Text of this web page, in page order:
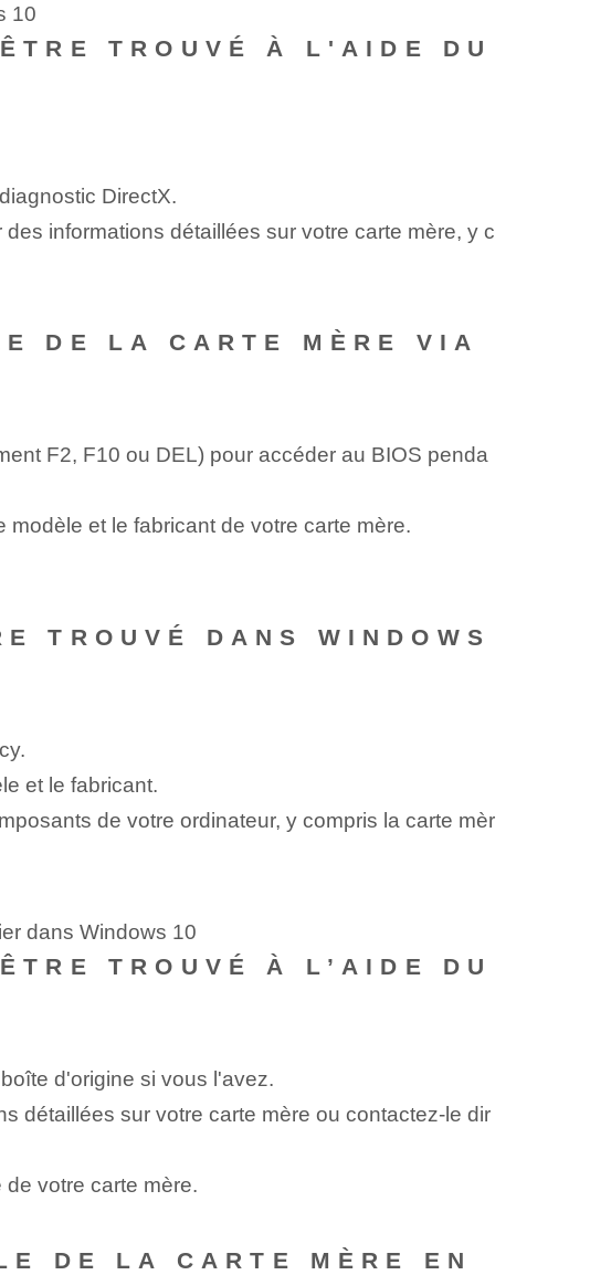
10
TROUVÉ À L'AIDE DU
DirectX.
informations détaillées sur votre carte mère, y c
DE LA CARTE MÈRE VIA
F2, F10 ou DEL) pour accéder au BIOS penda
et le fabricant de votre carte mère.
TROUVÉ DANS WINDOWS
et le fabricant.
de votre ordinateur, y compris la carte mèr
dans Windows 10
TROUVÉ À L’AIDE DU
d'origine si vous l'avez.
détaillées sur votre carte mère ou contactez-le dir
de votre carte mère.
DE LA CARTE MÈRE EN